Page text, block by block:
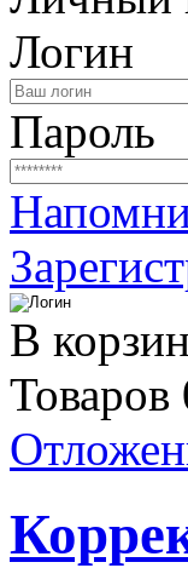
Логин
Пароль
В